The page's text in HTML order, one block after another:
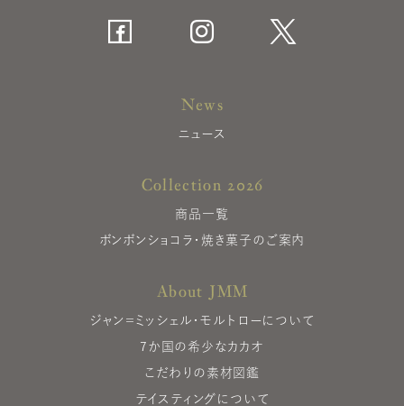
News
ニュース
Collection 2026
商品一覧
ボンボンショコラ・焼き菓子のご案内
About JMM
ジャン＝ミッシェル・モルトローについて
7か国の希少なカカオ
こだわりの素材図鑑
テイスティングについて